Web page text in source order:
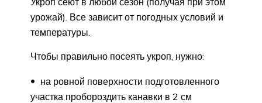
урожай). Все зависит от погодных условий и
температуры.
Чтобы правильно посеять укроп, нужно:
на ровной поверхности подготовленного
участка пробороздить канавки в 2 см